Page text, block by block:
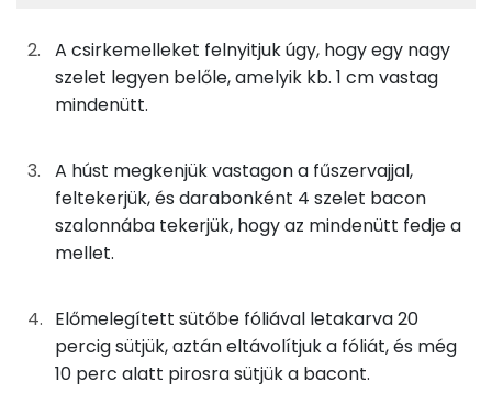
2gfokhagyma
2 kcal
1gsó
0 kcal
0g bors
1 kcal
25g bacon 98 kcal
TOP ásványi anyagok
Foszfor
Magnézium
Kálcium
TOP vitaminok
A csirkemelleket felnyitjuk úgy, hogy egy nagy
szelet legyen belőle, amelyik kb. 1 cm vastag
mindenütt.
A húst megkenjük vastagon a fűszervajjal,
feltekerjük, és darabonként 4 szelet bacon
szalonnába tekerjük, hogy az mindenütt fedje a
mellet.
Előmelegített sütőbe fóliával letakarva 20
percig sütjük, aztán eltávolítjuk a fóliát, és még
10 perc alatt pirosra sütjük a bacont.